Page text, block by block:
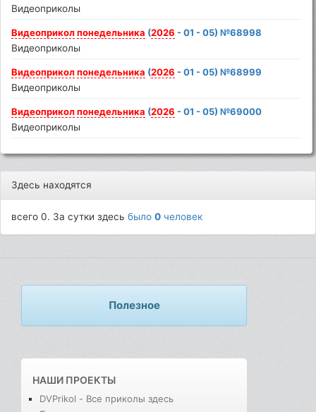
Видеоприколы
Видеоприкол понедельника (2026 - 01 - 05) №68998
Видеоприколы
Видеоприкол понедельника (2026 - 01 - 05) №68999
Видеоприколы
Видеоприкол понедельника (2026 - 01 - 05) №69000
Видеоприколы
Здесь находятся
всего 0. За сутки здесьбыло0 человек
Полезное
НАШИ ПРОЕКТЫ
DVPrikol - Все приколы здесь